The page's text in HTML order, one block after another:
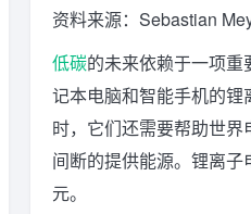
资料来源：Sebastian
低碳的未来依赖于一项重
记本电脑和智能手机的锂
时，它们还需要帮助世
间断的提供能源。锂离
元。